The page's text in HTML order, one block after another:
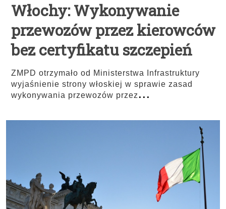
Włochy: Wykonywanie
przewozów przez kierowców
bez certyfikatu szczepień
ZMPD otrzymało od Ministerstwa Infrastruktury
wyjaśnienie strony włoskiej w sprawie zasad
wykonywania przewozów przez...